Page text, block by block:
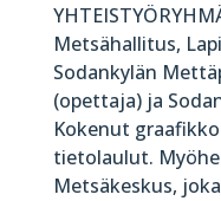
Metsähallitus,
Sodankylän
(opettaja) ja
Kokenut
tietolaulut.
Metsäkeskus,